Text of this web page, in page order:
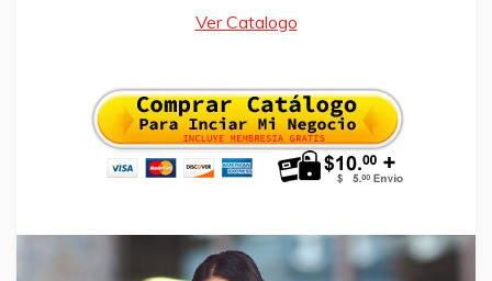
Ver Catalogo